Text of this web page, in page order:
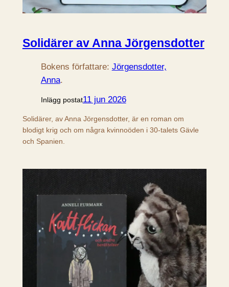
Solidärer av Anna Jörgensdotter
Bokens författare: Jörgensdotter,
Anna.
Inlägg postat11 jun 2026
Solidärer, av Anna Jörgensdotter, är en roman om
blodigt krig och om några kvinnoöden i 30-talets Gävle
och Spanien.